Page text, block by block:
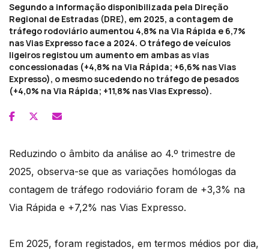
Segundo a informação disponibilizada pela Direção
Regional de Estradas (DRE), em 2025, a contagem de
tráfego rodoviário aumentou 4,8% na Via Rápida e 6,7%
nas Vias Expresso face a 2024. O tráfego de veículos
ligeiros registou um aumento em ambas as vias
concessionadas (+4,8% na Via Rápida; +6,6% nas Vias
Expresso), o mesmo sucedendo no tráfego de pesados
(+4,0% na Via Rápida; +11,8% nas Vias Expresso).
Reduzindo o âmbito da análise ao 4.º trimestre de
2025, observa-se que as variações homólogas da
contagem de tráfego rodoviário foram de +3,3% na
Via Rápida e +7,2% nas Vias Expresso.
Em 2025, foram registados, em termos médios por dia,